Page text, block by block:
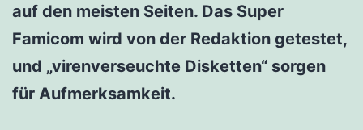
auf den meisten Seiten. Das Super
Famicom wird von der Redaktion getestet,
und „virenverseuchte Disketten“ sorgen
für Aufmerksamkeit.